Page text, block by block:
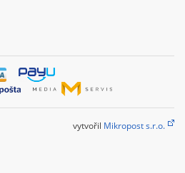
vytvořil Mikropost s.r.o.